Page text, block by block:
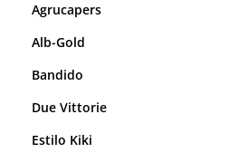
Agrucapers
Alb-Gold
Bandido
Due Vittorie
Estilo Kiki